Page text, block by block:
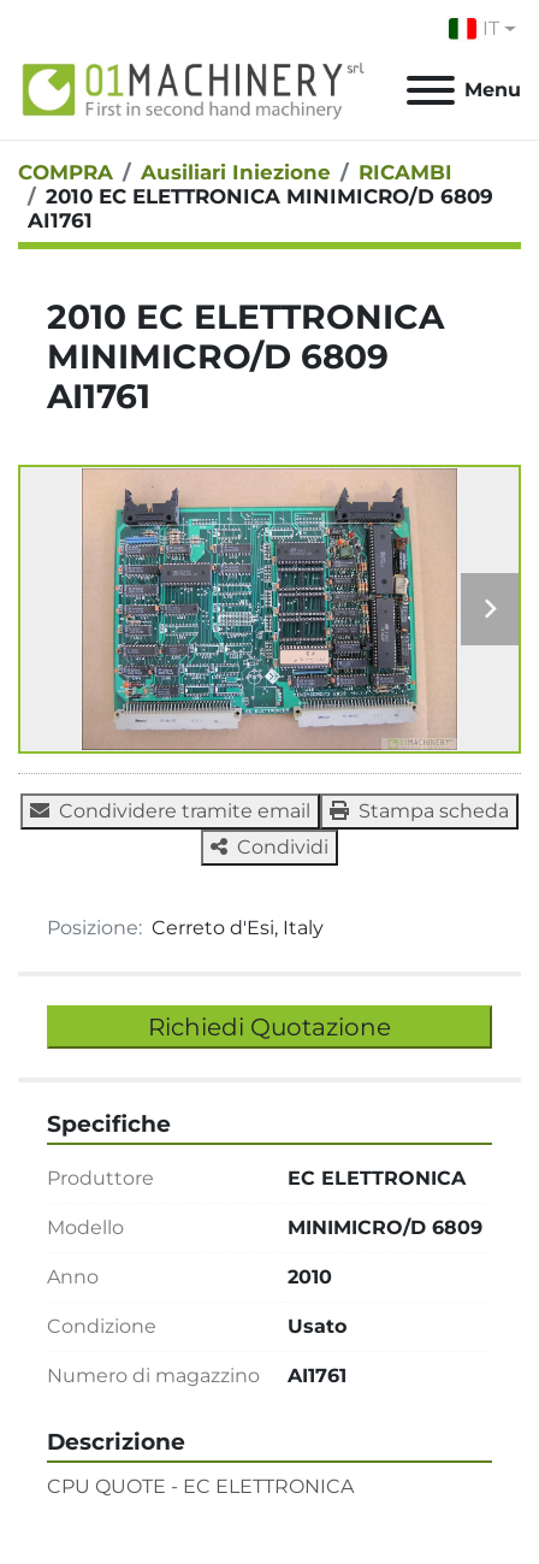
IT
Menu
COMPRA Ausiliari Iniezione
RICAMBI
2010 EC ELETTRONICA MINIMICRO/D 6809
AI1761
2010 EC ELETTRONICA
MINIMICRO/D 6809
AI1761
Condividere tramite email
Stampa scheda
Condividi
Posizione: Cerreto d'Esi, Italy
Richiedi Quotazione
Descrizione
CPU QUOTE - EC ELETTRONICA
Specifiche
Produttore EC ELETTRONICA
Modello MINIMICRO/D 6809
Anno 2010
Condizione Usato
Numero di magazzino AI1761